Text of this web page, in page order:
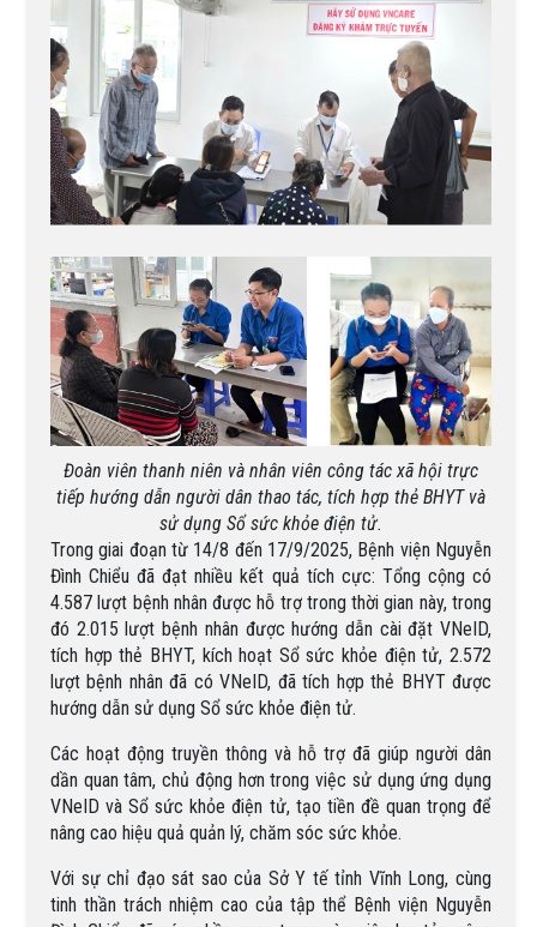
Đoàn viên thanh niên và nhân viên công tác xã hội trực
tiếp hướng dẫn người dân thao tác, tích hợp thẻ BHYT và
sử dụng Sổ sức khỏe điện tử.
Trong giai đoạn từ 14/8 đến 17/9/2025, Bệnh viện Nguyễn
Đình Chiểu đã đạt nhiều kết quả tích cực: Tổng cộng có
4.587 lượt bệnh nhân được hỗ trợ trong thời gian này, trong
đó 2.015 lượt bệnh nhân được hướng dẫn cài đặt VNeID,
tích hợp thẻ BHYT, kích hoạt Sổ sức khỏe điện tử, 2.572
lượt bệnh nhân đã có VNeID, đã tích hợp thẻ BHYT được
hướng dẫn sử dụng Sổ sức khỏe điện tử.
Các hoạt động truyền thông và hỗ trợ đã giúp người dân
dần quan tâm, chủ động hơn trong việc sử dụng ứng dụng
VNeID và Sổ sức khỏe điện tử, tạo tiền đề quan trọng để
nâng cao hiệu quả quản lý, chăm sóc sức khỏe.
Với sự chỉ đạo sát sao của Sở Y tế tỉnh Vĩnh Long, cùng
tinh thần trách nhiệm cao của tập thể Bệnh viện Nguyễn